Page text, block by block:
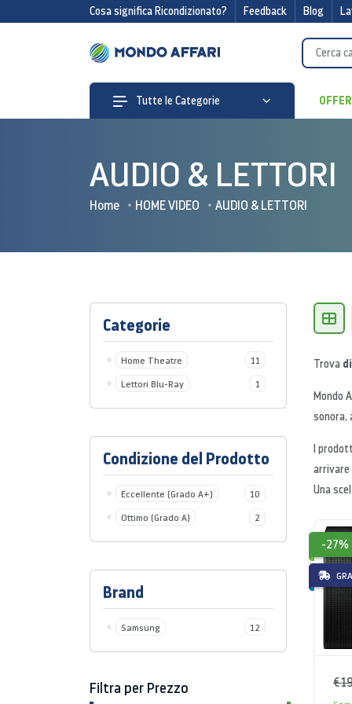
Cosa significa Ricondizionato? Feedback Blog
Tutte le Categorie
AUDIO & LETTORI
Home HOME VIDEO AUDIO & LETTORI
Categorie
Home Theatre
11
Lettori Blu-Ray
1
Condizione del Prodotto
Eccellente (Grado A+)
10
Ottimo (Grado A)
2
Brand
Samsung 12
Filtra per Prezzo
Trova
Mondo
sonora,
I
arrivare
Una
-27%
€